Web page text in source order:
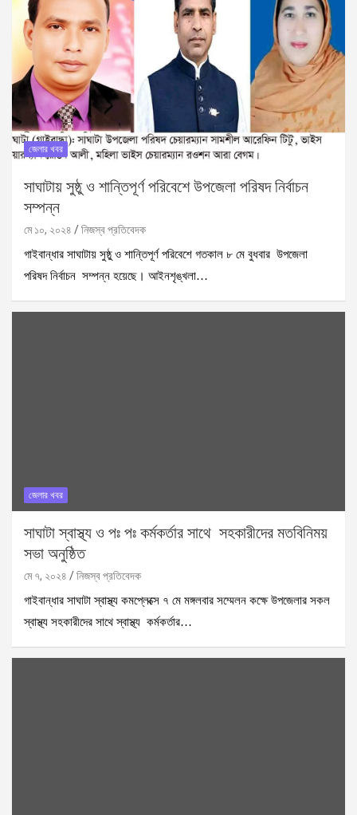
জেলার খবর
সাঘাটায় সুষ্ঠু ও শান্তিপূর্ণ পরিবেশে উপজেলা পরিষদ নির্বাচন
সম্পন্ন
মে ১০, ২০২৪
নিজস্ব প্রতিবেদক
গাইবান্ধার সাঘাটায় সুষ্ঠু ও শান্তিপূর্ণ পরিবেশে গতকাল ৮ মে বুধবার উপজেলা
পরিষদ নির্বাচন সম্পন্ন হয়েছে। আইনশৃঙ্খলা…
জেলার খবর
সাঘাটা স্বাস্থ্য ও পঃ পঃ কর্মকর্তার সাথে সহকারীদের মতবিনিময়
সভা অনুষ্ঠিত
মে ৭, ২০২৪
নিজস্ব প্রতিবেদক
গাইবান্ধার সাঘাটা স্বাস্থ্য কমপ্লেক্সে ৭ মে মঙ্গলবার সম্মেলন কক্ষে উপজেলার সকল
স্বাস্থ্য সহকারীদের সাথে স্বাস্থ্য কর্মকর্তার…